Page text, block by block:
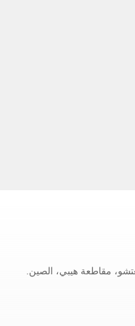
مقاطعة هيبي، الصين.